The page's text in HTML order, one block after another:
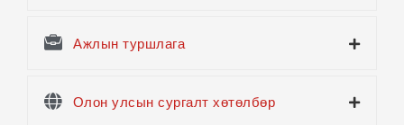
k
Ажлын туршлага
Олон улсын сургалт хөтөлбөр